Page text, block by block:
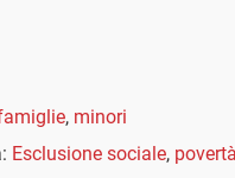
, minori
Esclusione sociale, povertà